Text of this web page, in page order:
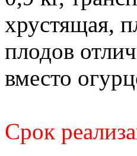
хрустящая,
плодов
вместо
Срок